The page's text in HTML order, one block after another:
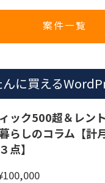
案件一覧
に買える
ィック500超＆レン
らしのコラム【計
点】